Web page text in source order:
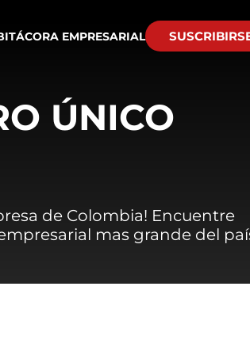
EMPRESARIAL
ÚNICO
de Colombia! Encuentre
mas grande del